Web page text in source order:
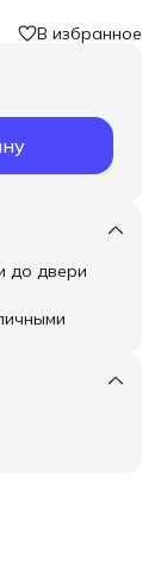
В избранное
до двери